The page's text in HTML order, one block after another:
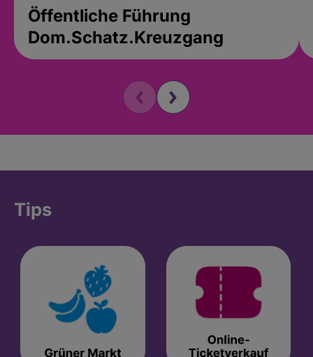
Öffentliche Führung
Dom.Schatz.Kreuzgang
Tips